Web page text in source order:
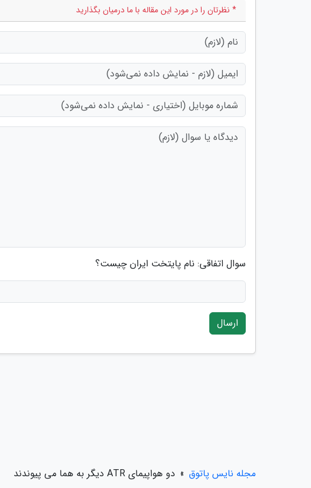
* نظرتان را در مورد این مقاله با ما درمیان بگذارید
سوال اتفاقی: نام پایتخت ایران چیست؟
ارسال
مجله نایس پاتوق » دو هواپیمای ATR دیگر به هما می پیوندند